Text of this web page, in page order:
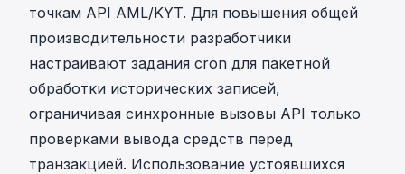
точкам API AML/KYT. Для повышения общей
производительности разработчики
настраивают задания cron для пакетной
обработки исторических записей,
ограничивая синхронные вызовы API только
проверками вывода средств перед
транзакцией. Использование устоявшихся